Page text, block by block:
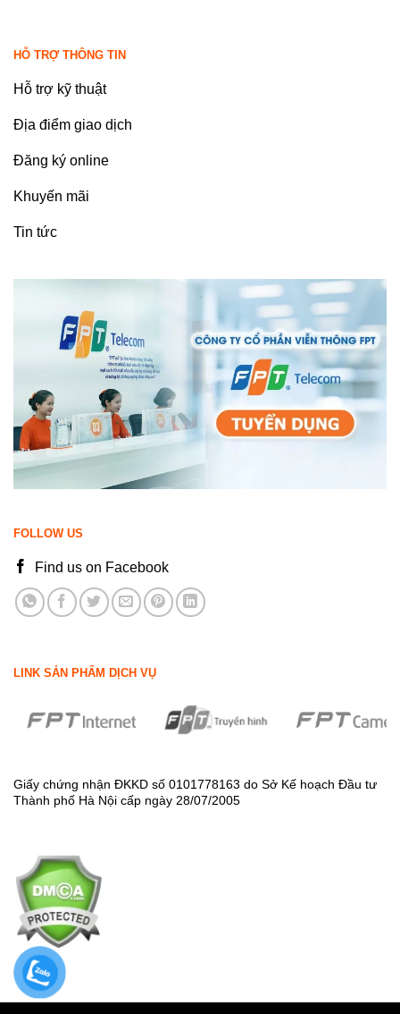
HỖ TRỢ THÔNG TIN
Hỗ trợ kỹ thuật
Địa điểm giao dịch
Đăng ký online
Khuyến mãi
Tin tức
FOLLOW US
Find us on Facebook
LINK SẢN PHẨM DỊCH VỤ
Giấy chứng nhận ĐKKD số 0101778163 do Sở Kế hoạch Đầu tư
Thành phố Hà Nội cấp ngày 28/07/2005